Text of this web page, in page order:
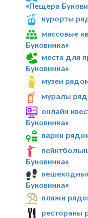
«Пещера
курорты
массовые
Буковинка»
места для
Буковинка»
музеи
муралы
онлайн
Буковинка»
парки
Буковинка»
Буковинка»
пляжи
рестораны